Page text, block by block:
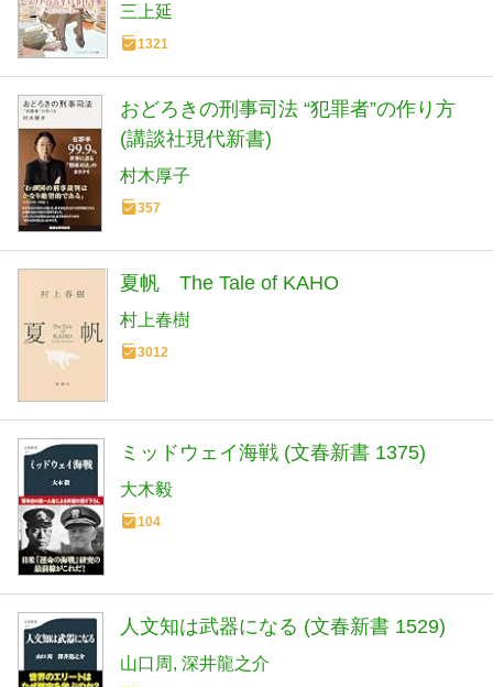
三上延
1321
おどろきの刑事司法 “犯罪者”の作り方
(講談社現代新書)
村木厚子
357
夏帆 The Tale of KAHO
村上春樹
3012
ミッドウェイ海戦 (文春新書 1375)
大木毅
104
人文知は武器になる (文春新書 1529)
山口周 深井龍之介